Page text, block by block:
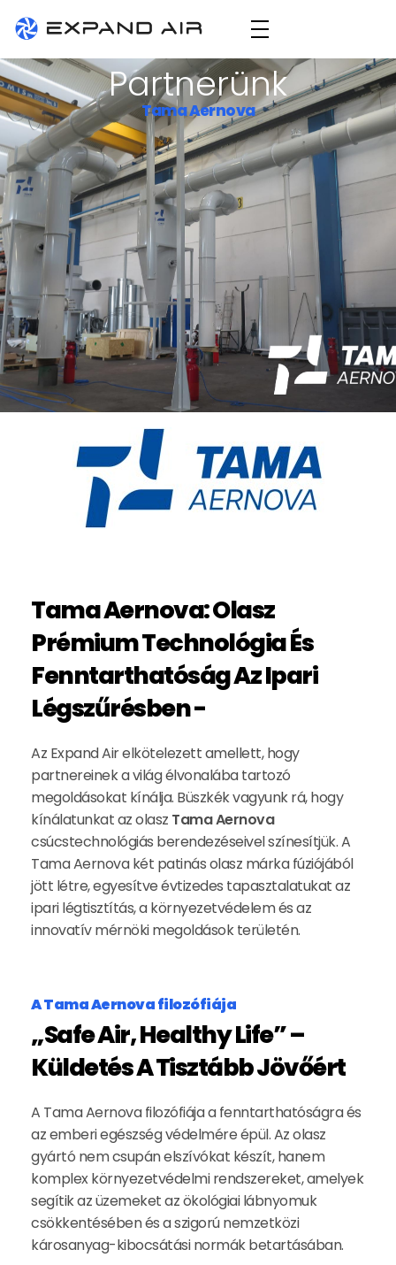
Partnerünk
Tama Aernova
Tama Aernova: Olasz
Prémium Technológia És
Fenntarthatóság Az Ipari
Légszűrésben -
Az Expand Air elkötelezett amellett, hogy
partnereinek a világ élvonalába tartozó
megoldásokat kínálja. Büszkék vagyunk rá, hogy
kínálatunkat az olasz Tama Aernova
csúcstechnológiás berendezéseivel színesítjük. A
Tama Aernova két patinás olasz márka fúziójából
jött létre, egyesítve évtizedes tapasztalatukat az
ipari légtisztítás, a környezetvédelem és az
innovatív mérnöki megoldások területén.
A Tama Aernova filozófiája
„Safe Air, Healthy Life” –
Küldetés A Tisztább Jövőért
A Tama Aernova filozófiája a fenntarthatóságra és
az emberi egészség védelmére épül. Az olasz
gyártó nem csupán elszívókat készít, hanem
komplex környezetvédelmi rendszereket, amelyek
segítik az üzemeket az ökológiai lábnyomuk
csökkentésében és a szigorú nemzetközi
károsanyag-kibocsátási normák betartásában.